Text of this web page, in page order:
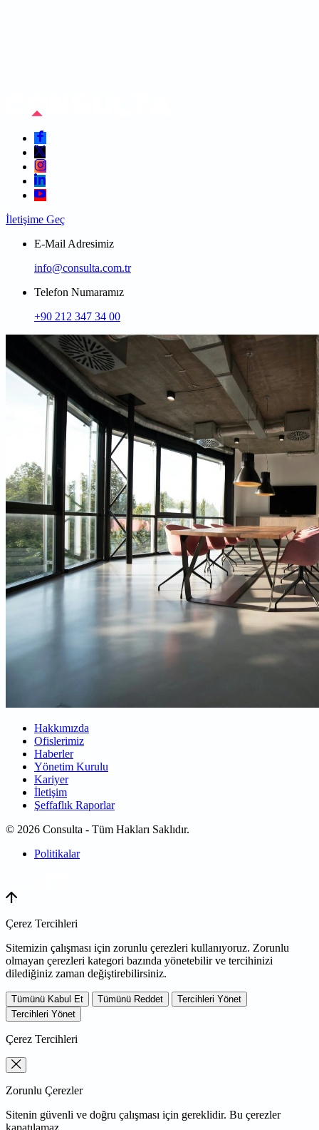
İletişime Geç
E-Mail Adresimiz
info@consulta.com.tr
Telefon Numaramız
+90 212 347 34 00
Hakkımızda
Ofislerimiz
Haberler
Yönetim Kurulu
Kariyer
İletişim
Şeffaflık Raporlar
© 2026 Consulta - Tüm Hakları Saklıdır.
Politikalar
Çerez Tercihleri
Sitemizin çalışması için zorunlu çerezleri kullanıyoruz. Zorunlu
olmayan çerezleri kategori bazında yönetebilir ve tercihinizi
dilediğiniz zaman değiştirebilirsiniz.
Tümünü Kabul Et Tümünü Reddet
Tercihleri Yönet
Tercihleri Yönet
Çerez Tercihleri
Zorunlu Çerezler
Sitenin güvenli ve doğru çalışması için gereklidir. Bu çerezler